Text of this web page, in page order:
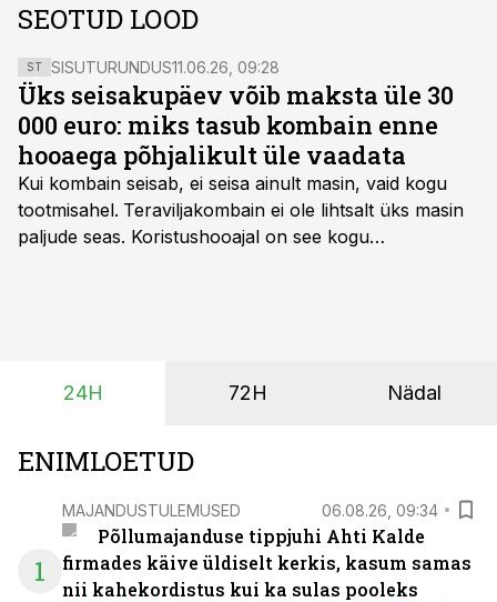
SEOTUD LOOD
ST SISUTURUNDUS11.06.26, 09:28
Üks seisakupäev võib maksta üle 30
000 euro: miks tasub kombain enne
hooaega põhjalikult üle vaadata
Kui kombain seisab, ei seisa ainult masin, vaid kogu
tootmisahel. Teraviljakombain ei ole lihtsalt üks masin
paljude seas. Koristushooajal on see kogu
24H 72H Nädal
ENIMLOETUD
1
MAJANDUSTULEMUSED 06.08.26, 09:34
Põllumajanduse tippjuhi Ahti Kalde
firmades käive üldiselt kerkis, kasum samas
nii kahekordistus kui ka sulas pooleks